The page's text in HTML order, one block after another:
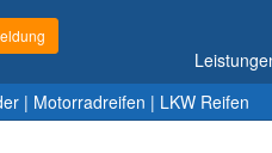
| Motorradreifen | LKW Reifen